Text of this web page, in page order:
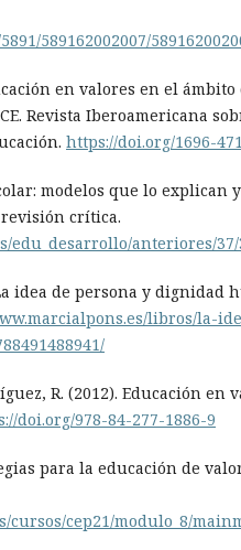
589162002007/
en valores en el ámbito
Revista Iberoamericana
https://doi.org/1696-
modelos que lo explican y
crítica.
edu_desarrollo/anteriores/37/
idea de persona y dignidad
libros/la-
R. (2012). Educación en
doi.org/978-84-277-1886-9
para la educación de
cursos/cep21/modulo_8/